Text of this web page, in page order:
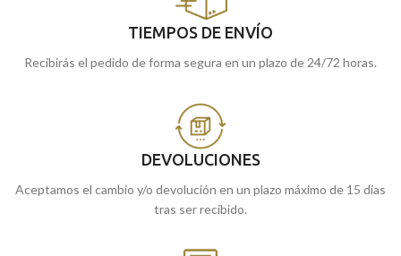
TIEMPOS DE ENVÍO
Recibirás el pedido de forma segura en un plazo de 24/72 horas.
DEVOLUCIONES
Aceptamos el cambio y/o devolución en un plazo máximo de 15 días
tras ser recibido.